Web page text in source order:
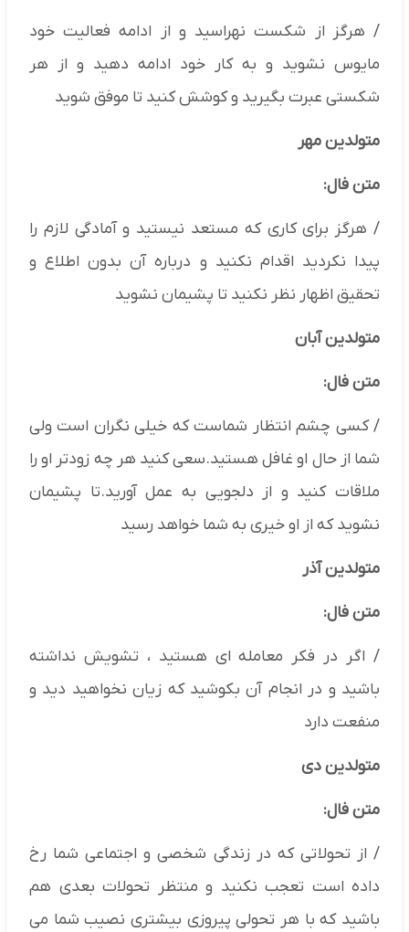
/ هرگز از شکست نهراسید و از ادامه فعالیت خود
مایوس نشوید و به کار خود ادامه دهید و از هر
شکستی عبرت بگیرید و کوشش کنید تا موفق شوید
متولدین مهر
متن فال:
/ هرگز برای کاری که مستعد نیستید و آمادگی لازم را
پیدا نکردید اقدام نکنید و درباره آن بدون اطلاع و
تحقیق اظهار نظر نکنید تا پشیمان نشوید
متولدین آبان
متن فال:
/ کسی چشم انتظار شماست که خیلی نگران است ولی
شما از حال او غافل هستید.سعی کنید هر چه زودتر او را
ملاقات کنید و از دلجویی به عمل آورید.تا پشیمان
نشوید که از او خیری به شما خواهد رسید
متولدین آذر
متن فال:
/ اگر در فکر معامله ای هستید ، تشویش نداشته
باشید و در انجام آن بکوشید که زیان نخواهید دید و
منفعت دارد
متولدین دی
متن فال:
/ از تحولاتی که در زندگی شخصی و اجتماعی شما رخ
داده است تعجب نکنید و منتظر تحولات بعدی هم
باشید که با هر تحولی پیروزی بیشتری نصیب شما می